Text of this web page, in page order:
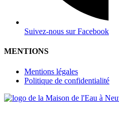
Suivez-nous sur Facebook
MENTIONS
Mentions légales
Politique de confidentialité